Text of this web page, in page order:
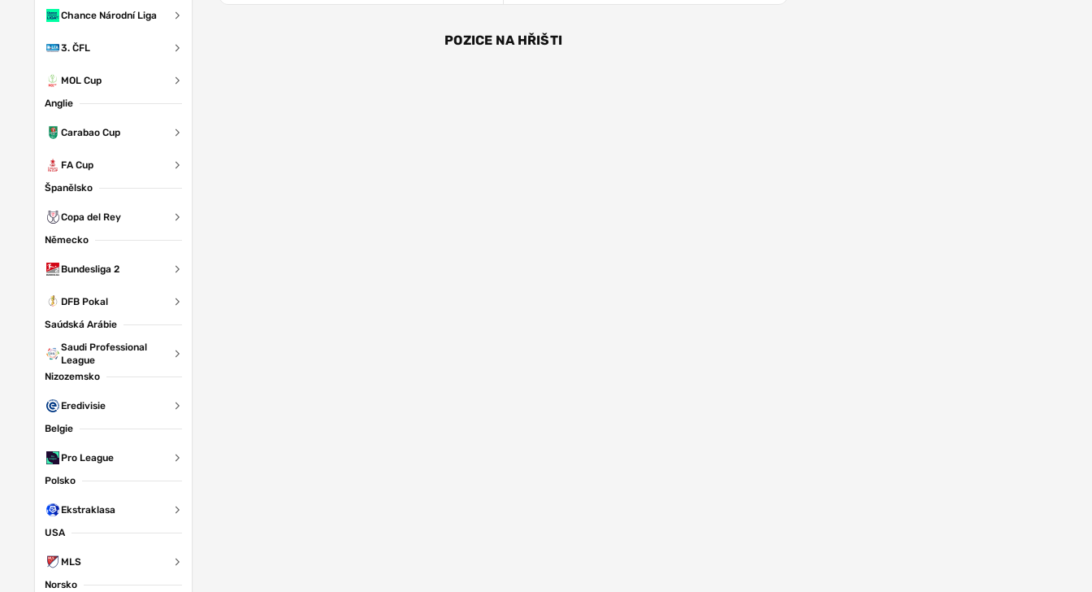
Chance Národní Liga
3. ČFL
MOL Cup
Anglie
Carabao Cup
FA Cup
Španělsko
Copa del Rey
Německo
Bundesliga 2
DFB Pokal
Saúdská Arábie
Saudi Professional
League
Nizozemsko
Eredivisie
Belgie
Pro League
Polsko
Ekstraklasa
USA
MLS
Norsko
POZICE NA HŘIŠTI